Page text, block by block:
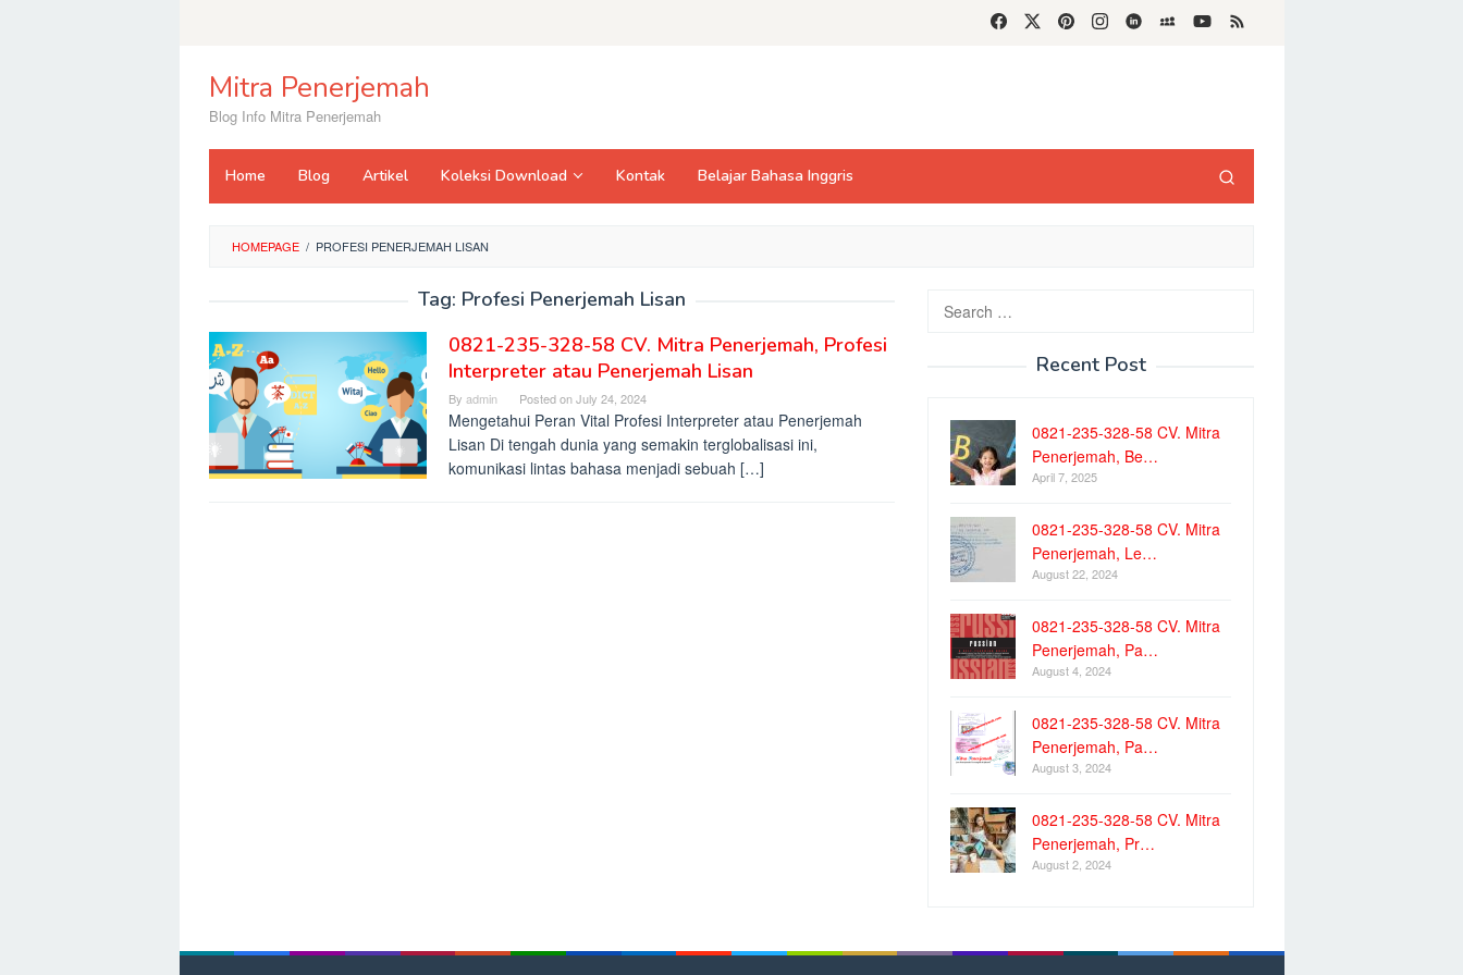
Mitra Penerjemah
Blog Info Mitra Penerjemah
Home Blog Artikel Koleksi Download Kontak Belajar Bahasa Inggris
HOMEPAGE / PROFESI PENERJEMAH LISAN
Tag: Profesi Penerjemah Lisan
0821-235-328-58 CV. Mitra Penerjemah, Profesi
Interpreter atau Penerjemah Lisan
By admin Posted onJuly 24, 2024
Mengetahui Peran Vital Profesi Interpreter atau Penerjemah
Lisan Di tengah dunia yang semakin terglobalisasi ini,
komunikasi lintas bahasa menjadi sebuah […]
Search
Recent Post
0821-235-328-58 CV. Mitra
Penerjemah, Be…
April 7, 2025
0821-235-328-58 CV. Mitra
Penerjemah, Le…
August 22, 2024
0821-235-328-58 CV. Mitra
Penerjemah, Pa…
August 4, 2024
0821-235-328-58 CV. Mitra
Penerjemah, Pa…
August 3, 2024
0821-235-328-58 CV. Mitra
Penerjemah, Pr…
August 2, 2024